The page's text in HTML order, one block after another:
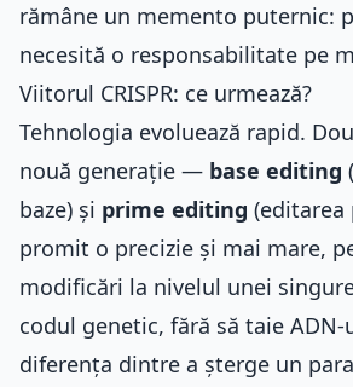
rămâne un memento puternic:
necesită o responsabilitate pe
Viitorul CRISPR: ce urmează?
Tehnologia evoluează rapid.
nouă generație — base editing
baze) și prime editing
promit o precizie și mai mare,
modificări la nivelul unei
codul genetic, fără să taie ADN-
diferența dintre a șterge un